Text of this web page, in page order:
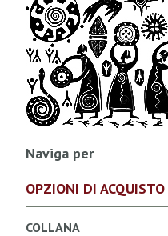
Naviga per
OPZIONI DI ACQUISTO
COLLANA